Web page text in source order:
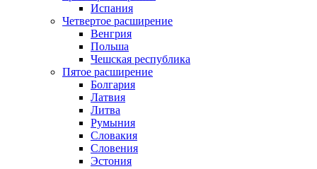
Испания
Четвертое расширение
Венгрия
Польша
Чешская республика
Пятое расширение
Болгария
Латвия
Литва
Румыния
Словакия
Словения
Эстония